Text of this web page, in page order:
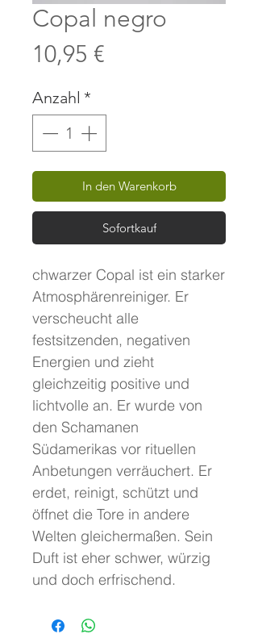
Copal negro
10,95 €
Anzahl *
In den Warenkorb
Sofortkauf
chwarzer Copal ist ein starker
Atmosphärenreiniger. Er
verscheucht alle
festsitzenden, negativen
Energien und zieht
gleichzeitig positive und
lichtvolle an. Er wurde von
den Schamanen
Südamerikas vor rituellen
Anbetungen verräuchert. Er
erdet, reinigt, schützt und
öffnet die Tore in andere
Welten gleichermaßen. Sein
Duft ist eher schwer, würzig
und doch erfrischend.